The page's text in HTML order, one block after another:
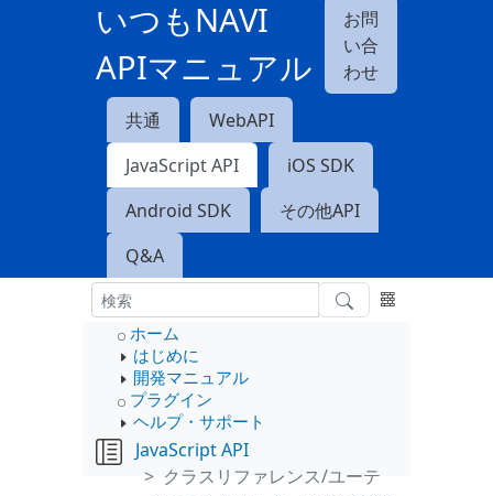
いつもNAVI
APIマニュアル
お問
い合
わせ
共通
WebAPI
JavaScript API
iOS SDK
Android SDK
その他API
Q&A
ホーム
はじめに
開発マニュアル
プラグイン
ヘルプ・サポート
JavaScript API
クラスリファレンス/ユーテ